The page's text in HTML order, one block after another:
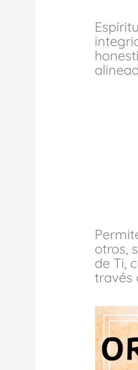
otros,
de Ti,
través